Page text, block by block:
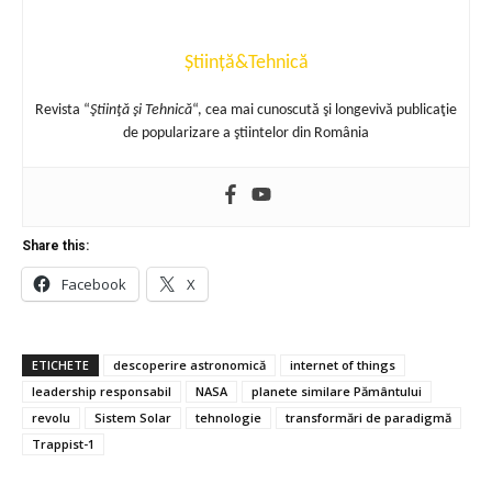
Știință&Tehnică
Revista “Ştiinţă şi Tehnică“, cea mai cunoscută şi longevivă publicaţie
de popularizare a ştiintelor din România
Share this:
Facebook X
ETICHETE descoperire astronomică
internet of things
leadership responsabil
NASA
planete similare Pământului
revolu
Sistem Solar tehnologie
transformări de paradigmă
Trappist-1